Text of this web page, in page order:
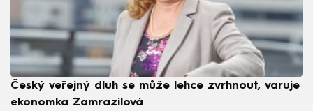
Český veřejný dluh se může lehce zvrhnout, varuje
ekonomka Zamrazilová